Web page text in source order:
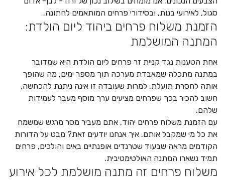
סגול, לאירועי בנות, ובסידורי פרחים המותאמים לחתונה.
הזמנת משלוח פרחים ביהוד ליום הולדת:
המתנה המושלמת
אחת הטענות נגד קניית זר פרחים ליום הולדת היא שמדובר
במתנה מתכלה שמאבדת מערכה תוך מספר ימים, מה שהופך
אותה לחסרת תועלת. למרות שעובדה זו אינה ניתנת להכחשה,
חשוב להכיר בכך שפרחים מציעים ערך מוסף מעבר לעמידות
שלהם.
עם הזמנת משלוח פרחים יהוד, אתם מעביר מסר מרגש שמשמח
את כל מי שמקבל אותם. איך אנחנו יודעים זאת? מבט על הדורות
הקודמים מראה שבעוד שטרנדים אופנתיים באים והולכים, פרחים
תמיד נשארו המתנה האולטימטיבית.
משלוח פרחים זה מתנה מושלמת לכל אירוע